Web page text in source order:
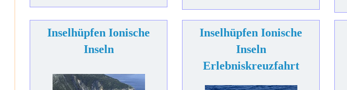
Inselhüpfen Ionische
Inseln
Inselhüpfen Ionische
Inseln
Erlebniskreuzfahrt